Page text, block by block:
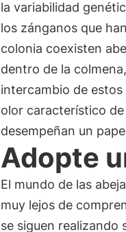
la variabilidad
los zánganos que
colonia coexisten
dentro de la
intercambio de
olor característico
desempeñan un
Adopte
El mundo de las
muy lejos de
se siguen